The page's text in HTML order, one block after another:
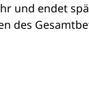
und endet
des